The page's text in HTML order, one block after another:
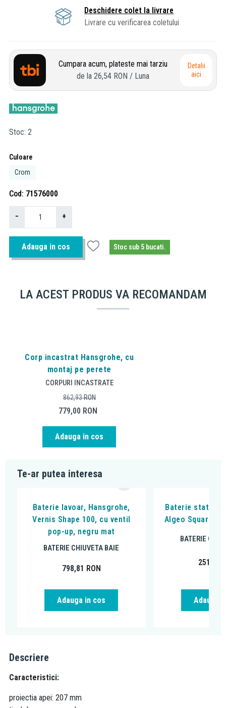
Deschidere colet la livrare
Livrare cu verificarea coletului
Cumpara acum, plateste mai tarziu
de la 26,54 RON / Luna
Detalii
aici
Stoc 2
Culoare
Crom
Cod 71576000
− +
Adauga in cos Stoc sub 5 bucati.
LA ACEST PRODUS VA RECOMANDAM
Corp incastrat Hansgrohe, cu
montaj pe perete
CORPURI INCASTRATE
779,00 RON
862,93RON
Adauga in cos
Te-ar putea interesa
Baterie lavoar, Hansgrohe,
Vernis Shape 100, cu ventil
pop-up, negru mat
BATERIE CHIUVETA BAIE
798,81 RON
Adauga in cos
Baterie stativa
Algeo Square,
BATERIE
251,99
Adauga
Descriere
Caracteristici:
proiectia apei: 207 mm